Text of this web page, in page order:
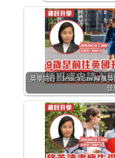
英學同行｜Jessica Law 解構
佳